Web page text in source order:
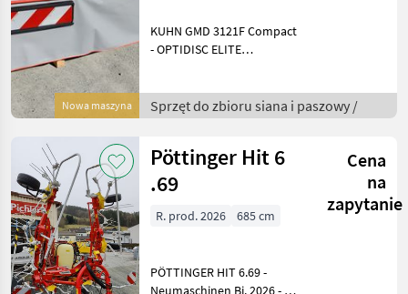
Nowa maszyna
KUHN GMD 3121F Compact
- OPTIDISC ELITE
Messerschnellverschluss
FAST-FIT - 314cm
Scheibenwellen-
Überlastschutz PRO
Sprzęt do zbioru siana i paszowy /
Pöttinger Hit 6
.69
Cena
na
zapytanie
R. prod. 2026 685 cm
PÖTTINGER HIT 6.69 -
Neumaschinen Bj. 2026 - 6,